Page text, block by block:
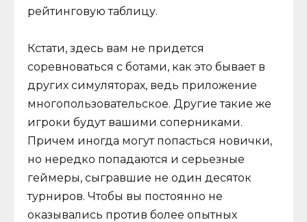
рейтинговую таблицу.
Кстати, здесь вам не придется
соревноваться с ботами, как это бывает в
других симуляторах, ведь приложение
многопользовательское. Другие такие же
игроки будут вашими соперниками.
Причем иногда могут попасться новички,
но нередко попадаются и серьезные
геймеры, сыгравшие не один десяток
турниров. Чтобы вы постоянно не
оказывались против более опытных